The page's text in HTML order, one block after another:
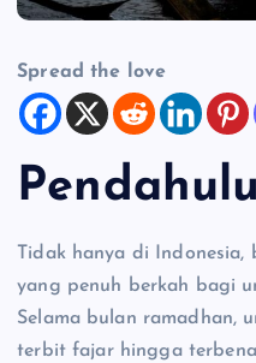
Spread the love
Tidak hanya di
yang penuh berkah bagi
Selama bulan ramadhan,
terbit fajar hingga